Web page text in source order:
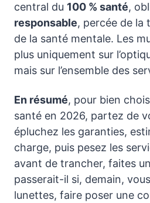
central du 100 % santé,
responsable, percée de la
de la santé mentale. Les
plus uniquement sur
mais sur l’ensemble des
En résumé, pour bien
santé en 2026, partez de
épluchez les garanties,
charge, puis pesez les
avant de trancher, faites
passerait-il si, demain,
lunettes, faire poser une